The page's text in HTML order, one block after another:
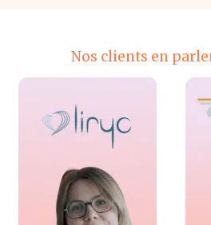
Nos clients en